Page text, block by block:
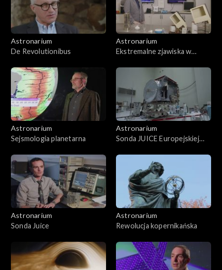
Astronarium
De Revolutionibus
Astronarium
Ekstremalne zjawiska w
Astronarium
Sejsmologia planetarna
Astronarium
Sonda JUICE Europejskiej
Astronarium
Sonda Juice
Astronarium
Rewolucja kopernikańska